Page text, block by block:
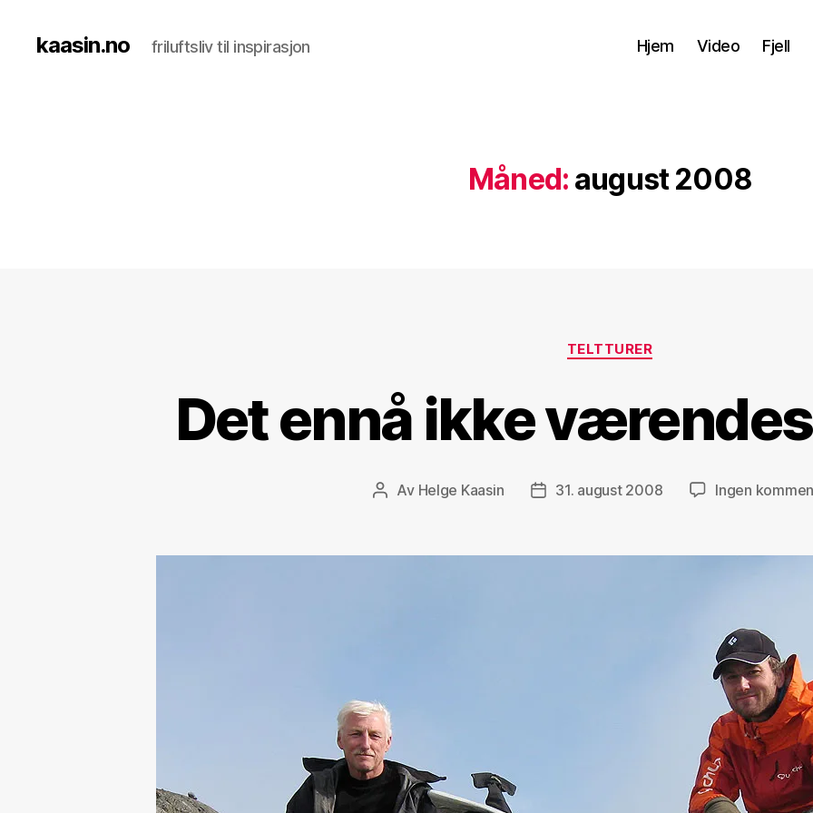
kaasin.no friluftsliv til inspirasjon Hjem Video Fjell
Måned: august 2008
Kategorier
TELTTURER
Det ennå ikke
Innleggsforfatter
Av Helge Kaasin Publiseringsdato
31. august 2008 Ingen